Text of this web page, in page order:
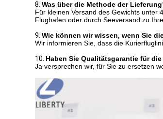
8. Was über die Methode der
Für kleinen Versand des Gewichts unter
Flughafen oder durch Seeversand zu
9. Wie können wir wissen, wenn Sie
Wir informieren Sie, dass die
10. Haben Sie Qualitätsgarantie für
Ja versprechen wir, für Sie zu ersetzen